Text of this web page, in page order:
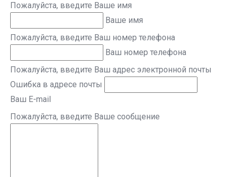
Пожалуйста, введите Ваше имя
Ваше имя
Пожалуйста, введите Ваш номер телефона
Ваш номер телефона
Пожалуйста, введите Ваш адрес электронной почты
Ошибка в адресе почты
Ваш E-mail
Пожалуйста, введите Ваше сообщение